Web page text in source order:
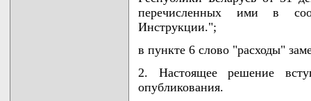
перечисленных ими в
Инструкции.";
в пункте 6 слово "расходы"
2. Настоящее решение
опубликования.